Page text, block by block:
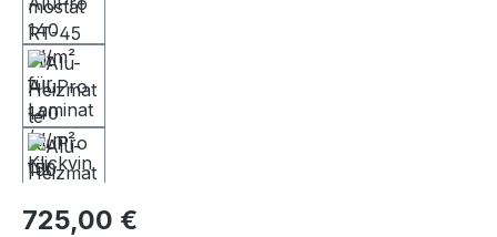
Regulärer Preis:
725,00 €